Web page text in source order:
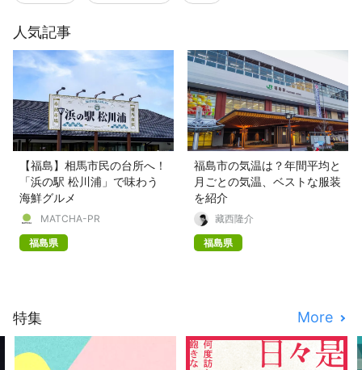
人気記事
【福島】相馬市民の台所へ！
「浜の駅 松川浦」で味わう
海鮮グルメ
MATCHA-PR
福島県
福島市の気温は？年間平均と
月ごとの気温、ベストな服装
を紹介
藏西隆介
福島県
特集 More